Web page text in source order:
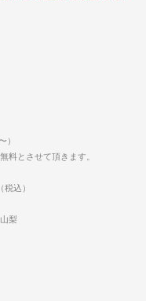
）
料とさせて頂きます。
込）
梨